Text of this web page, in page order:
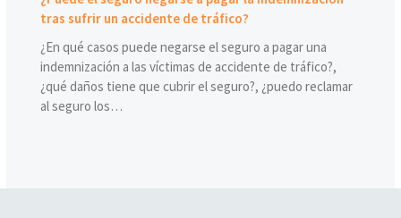
tras sufrir un accidente de tráfico?
¿En qué casos puede negarse el seguro a pagar una
indemnización a las víctimas de accidente de tráfico?,
¿qué daños tiene que cubrir el seguro?, ¿puedo reclamar
al seguro los…